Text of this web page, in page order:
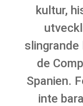
kultur,
slingrande
de
Spanien.
inte